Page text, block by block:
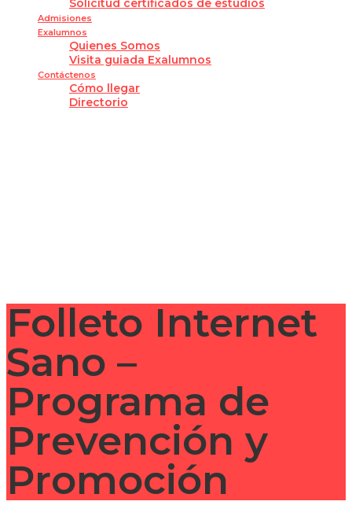
Solicitud certificados de estudios
Admisiones
Exalumnos
Quienes Somos
Visita guiada Exalumnos
Contáctenos
Cómo llegar
Directorio
Folleto Internet
Sano –
Programa de
Prevención y
Promoción